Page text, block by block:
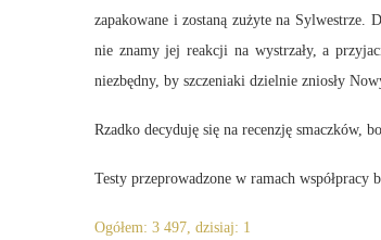
zapakowane i zostaną zużyte na Sylwestrze.
nie znamy jej reakcji na wystrzały, a
niezbędny, by szczeniaki dzielnie zniosły
Rzadko decyduję się na recenzję smaczków,
Testy przeprowadzone w ramach współpracy
Ogółem: 3 497, dzisiaj: 1